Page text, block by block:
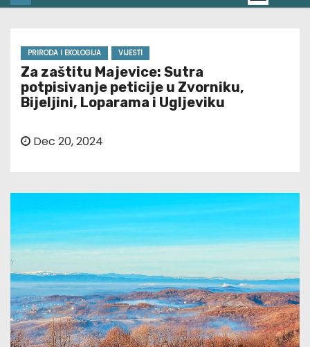
PRIRODA I EKOLOGIJA VIJESTI
Za zaštitu Majevice: Sutra
potpisivanje peticije u Zvorniku,
Bijeljini, Loparama i Ugljeviku
Dec 20, 2024